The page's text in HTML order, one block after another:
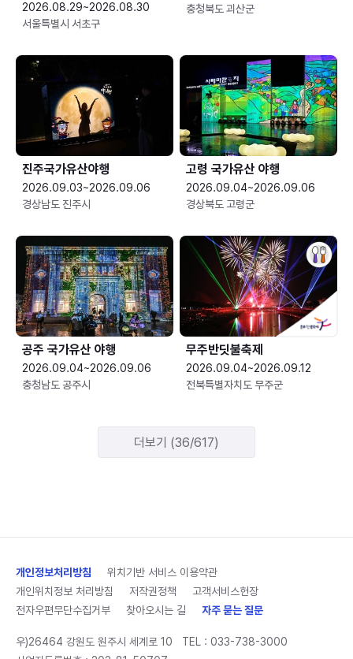
2026.08.29~2026.08.30
서울특별시 서초구
충청북도 괴산군
진주국가유산야행
2026.09.03~2026.09.06
경상남도 진주시
고령 국가유산 야행
2026.09.04~2026.09.06
경상북도 고령군
공주 국가유산 야행
2026.09.04~2026.09.06
충청남도 공주시
무주반딧불축제
2026.09.04~2026.09.12
전북특별자치도 무주군
더보기 (36/617)
개인정보처리방침
위치기반 서비스 이용약관
개인위치정보 처리방침
저작권정책
고객서비스헌장
전자우편무단수집거부
찾아오시는 길 자주 묻는 질문
우)26464 강원도 원주시 세계로 10 TEL : 033-738-3000